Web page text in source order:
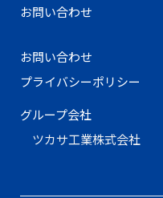
お問い合わせ
お問い合わせ
プライバシーポリシー
グループ会社
ツカサ工業株式会社